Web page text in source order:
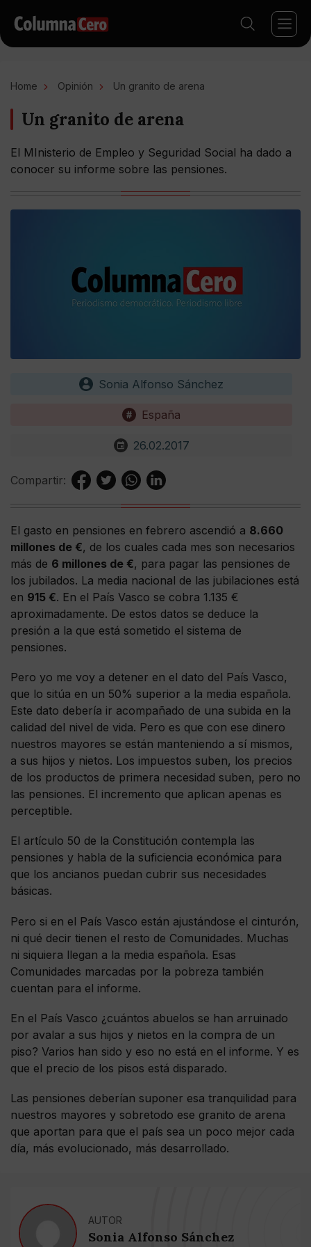
Home Opinión Un granito de arena
Un granito de arena
El MInisterio de Empleo y Seguridad Social ha dado a
conocer su informe sobre las pensiones.
Sonia Alfonso Sánchez
España
26.02.2017
Compartir:
El gasto en pensiones en febrero ascendió a 8.660
millones de €, de los cuales cada mes son necesarios
más de 6 millones de €, para pagar las pensiones de
los jubilados. La media nacional de las jubilaciones está
en 915 €. En el País Vasco se cobra 1.135 €
aproximadamente. De estos datos se deduce la
presión a la que está sometido el sistema de
pensiones.
Pero yo me voy a detener en el dato del País Vasco,
que lo sitúa en un 50% superior a la media española.
Este dato debería ir acompañado de una subida en la
calidad del nivel de vida. Pero es que con ese dinero
nuestros mayores se están manteniendo a sí mismos,
a sus hijos y nietos. Los impuestos suben, los precios
de los productos de primera necesidad suben, pero no
las pensiones. El incremento que aplican apenas es
perceptible.
El artículo 50 de la Constitución contempla las
pensiones y habla de la suficiencia económica para
que los ancianos puedan cubrir sus necesidades
básicas.
Pero si en el País Vasco están ajustándose el cinturón,
ni qué decir tienen el resto de Comunidades. Muchas
ni siquiera llegan a la media española. Esas
Comunidades marcadas por la pobreza también
cuentan para el informe.
En el País Vasco ¿cuántos abuelos se han arruinado
por avalar a sus hijos y nietos en la compra de un
piso? Varios han sido y eso no está en el informe. Y es
que el precio de los pisos está disparado.
Las pensiones deberían suponer esa tranquilidad para
nuestros mayores y sobretodo ese granito de arena
que aportan para que el país sea un poco mejor cada
día, más evolucionado, más desarrollado.
AUTOR
Sonia Alfonso Sánchez